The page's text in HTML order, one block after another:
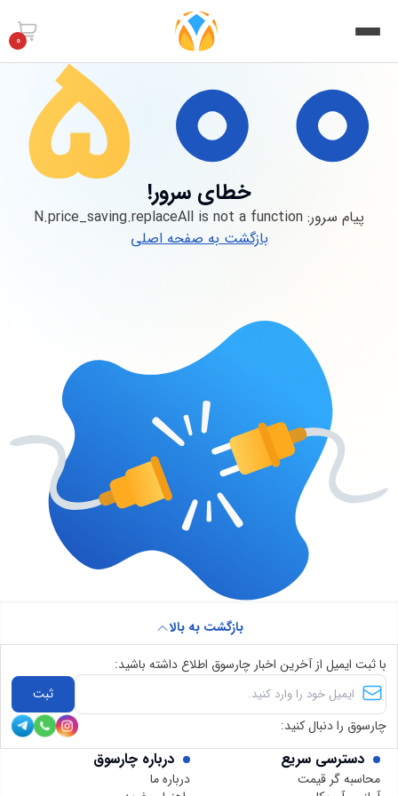
0
خطای سرور!
پیام سرور: N.price_saving.replaceAll is not a function
بازگشت به صفحه اصلی
دسترسی سریع
محاسبه گر قیمت
درباره چارسوق
درباره ما
بازگشت به بالا
با ثبت ایمیل از آخرین اخبار چارسوق اطلاع داشته باشید:
ثبت
چارسوق را دنبال کنید: